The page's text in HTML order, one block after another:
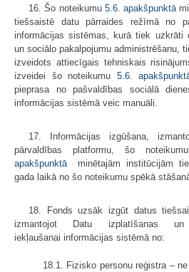
16. Šo noteikumu 5.6. apakšpunktā
tiešsaistē datu pārraides režīmā no
informācijas sistēmas, kurā tiek uzkrāti
un sociālo pakalpojumu administrēšanu,
izveidots attiecīgais tehniskais
izveidei šo noteikumu 5.6.
pieprasa no pašvaldības sociālā
informācijas sistēmā veic manuāli.
17. Informācijas izgūšana,
pārvaldības platformu, šo
apakšpunktā
minētajām institūcijām
gada laikā no šo noteikumu spēkā
18. Fonds uzsāk izgūt datus
izmantojot Datu izplatīšanas un
iekļaušanai informācijas sistēmā no:
18.1. Fizisko personu reģistra –